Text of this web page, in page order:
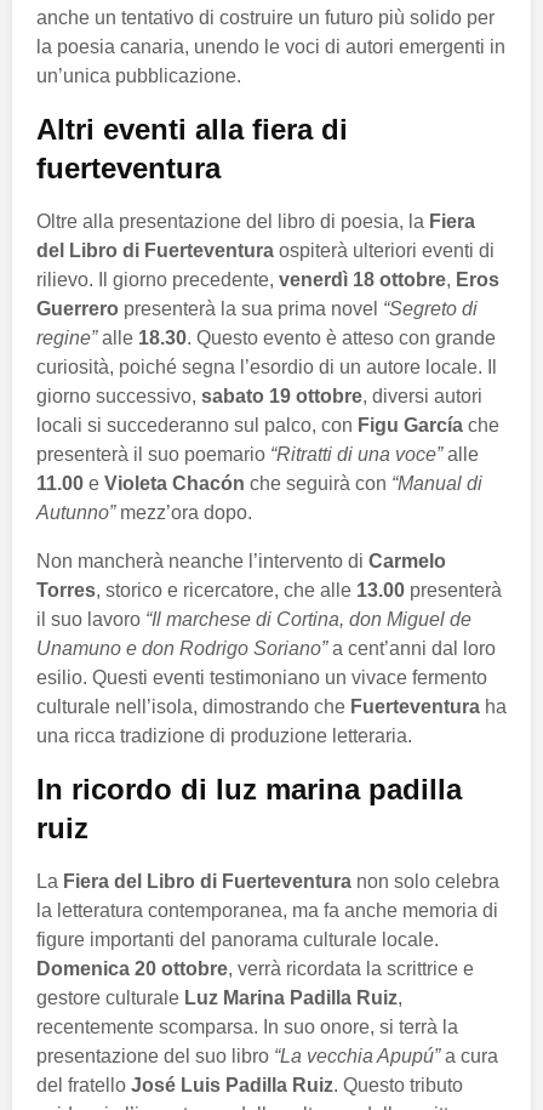
anche un tentativo di costruire un futuro più solido per
la poesia canaria, unendo le voci di autori emergenti in
un’unica pubblicazione.
Altri eventi alla fiera di
fuerteventura
Oltre alla presentazione del libro di poesia, la Fiera
del Libro di Fuerteventura ospiterà ulteriori eventi di
rilievo. Il giorno precedente, venerdì 18 ottobre, Eros
Guerrero presenterà la sua prima novel “Segreto di
regine”alle 18.30. Questo evento è atteso con grande
curiosità, poiché segna l’esordio di un autore locale. Il
giorno successivo, sabato 19 ottobre, diversi autori
locali si succederanno sul palco, con Figu García che
presenterà il suo poemario “Ritratti di una voce”alle
11.00 e Violeta Chacón che seguirà con “Manual di
Autunno”mezz’ora dopo.
Non mancherà neanche l’intervento di Carmelo
Torres, storico e ricercatore, che alle 13.00 presenterà
il suo lavoro “Il marchese di Cortina, don Miguel de
Unamuno e don Rodrigo Soriano”a cent’anni dal loro
esilio. Questi eventi testimoniano un vivace fermento
culturale nell’isola, dimostrando che Fuerteventura ha
una ricca tradizione di produzione letteraria.
In ricordo di luz marina padilla
ruiz
La Fiera del Libro di Fuerteventura non solo celebra
la letteratura contemporanea, ma fa anche memoria di
figure importanti del panorama culturale locale.
Domenica 20 ottobre, verrà ricordata la scrittrice e
gestore culturale Luz Marina Padilla Ruiz,
recentemente scomparsa. In suo onore, si terrà la
presentazione del suo libro “La vecchia Apupú”a cura
del fratello José Luis Padilla Ruiz. Questo tributo